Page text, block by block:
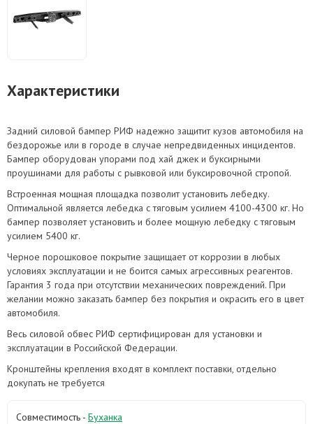
Характеристики
Задний силовой бампер РИФ надежно защитит кузов автомобиля на
бездорожье или в городе в случае непредвиденных инцидентов.
Бампер оборудован упорами под хай джек и буксирными
проушинами для работы с рывковой или буксировочной стропой.
Встроенная мощная площадка позволит установить лебедку.
Оптимальной является лебедка с тяговым усилием 4100-4300 кг. Но
бампер позволяет установить и более мощную лебедку с тяговым
усилием 5400 кг.
Черное порошковое покрытие защищает от коррозии в любых
условиях эксплуатации и не боится самых агрессивных реагентов.
Гарантия 3 года при отсутствии механических повреждений. При
желании можно заказать бампер без покрытия и окрасить его в цвет
автомобиля.
Весь силовой обвес РИФ сертифицирован для установки и
эксплуатации в Российской Федерации.
Кронштейны крепления входят в комплект поставки, отдельно
докупать не требуется
Совместимость - Буханка